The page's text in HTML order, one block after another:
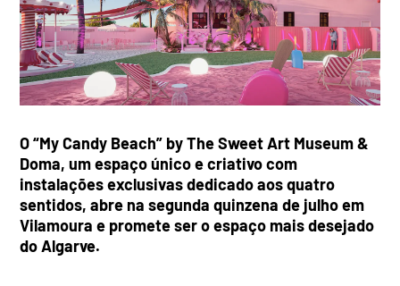
O “My Candy Beach” by The Sweet Art Museum &
Doma,um espaço único e criativo com
instalações exclusivas dedicado aos quatro
sentidos,abre na segunda quinzena de julho em
Vilamoura e promete ser o espaço mais desejado
do Algarve.